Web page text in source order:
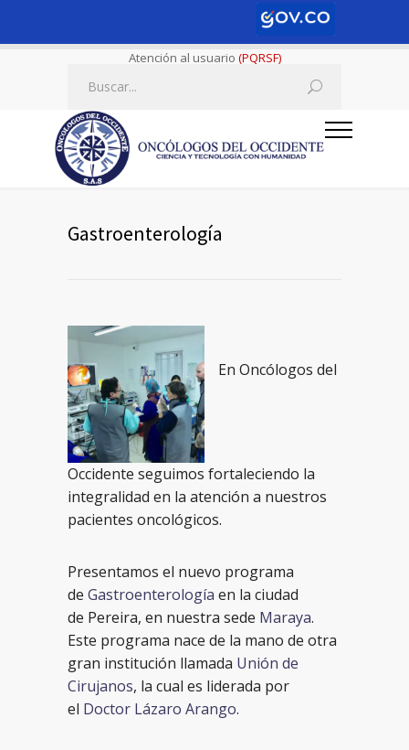
Atención al usuario (PQRSF)
Gastroenterología
En Oncólogos del
Occidente seguimos fortaleciendo la
integralidad en la atención a nuestros
pacientes oncológicos.
Presentamos el nuevo programa
de Gastroenterología en la ciudad
de Pereira, en nuestra sede Maraya.
Este programa nace de la mano de otra
gran institución llamada Unión de
Cirujanos, la cual es liderada por
el Doctor Lázaro Arango.